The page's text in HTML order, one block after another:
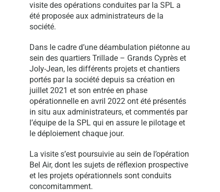
visite des opérations conduites par la SPL a
été proposée aux administrateurs de la
société.
Dans le cadre d’une déambulation piétonne au
sein des quartiers Trillade – Grands Cyprès et
Joly-Jean, les différents projets et chantiers
portés par la société depuis sa création en
juillet 2021 et son entrée en phase
opérationnelle en avril 2022 ont été présentés
in situ aux administrateurs, et commentés par
l’équipe de la SPL qui en assure le pilotage et
le déploiement chaque jour.
La visite s’est poursuivie au sein de l’opération
Bel Air, dont les sujets de réflexion prospective
et les projets opérationnels sont conduits
concomitamment.